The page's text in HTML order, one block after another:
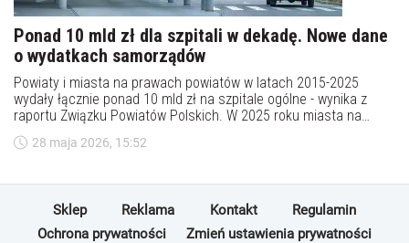
Ponad 10 mld zł dla szpitali w dekadę. Nowe dane
o wydatkach samorządów
Powiaty i miasta na prawach powiatów w latach 2015-2025
wydały łącznie ponad 10 mld zł na szpitale ogólne - wynika z
raportu Związku Powiatów Polskich. W 2025 roku miasta na
prawach powiatu na ochronę zdrowia przekazały ponad 1,3 mld
zł, powiaty - ponad 880 mln zł.
28 maja 2026, 15:52
Sklep Reklama Kontakt
Regulamin
Ochrona prywatności
Zmień ustawienia prywatności